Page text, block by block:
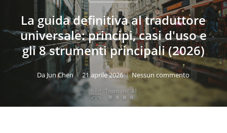
La guida definitiva al traduttore
universale: principi, casi d'uso e
gli 8 strumenti principali (2026)
Da Jun Chen 21 aprile 2026 Nessun commento